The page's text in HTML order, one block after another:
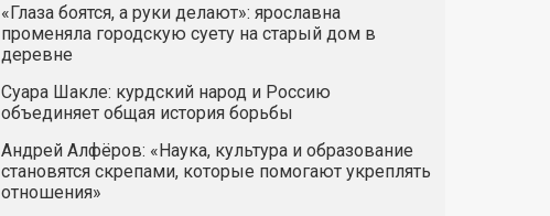
«Глаза боятся, а руки делают»: ярославна
променяла городскую суету на старый дом в
деревне
Суара Шакле: курдский народ и Россию
объединяет общая история борьбы
Андрей Алфёров: «Наука, культура и образование
становятся скрепами, которые помогают укреплять
отношения»